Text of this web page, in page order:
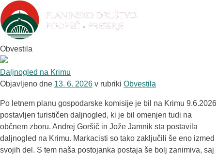
Obvestila
Daljnogled na Krimu
Objavljeno dne 13. 6. 2026 v rubriki Obvestila
Po letnem planu gospodarske komisije je bil na Krimu 9.6.2026
postavljen turističen daljnogled, ki je bil omenjen tudi na
občnem zboru. Andrej Goršič in Jože Jamnik sta postavila
daljnogled na Krimu. Markacisti so tako zaključili še eno izmed
svojih del. S tem naša postojanka postaja še bolj zanimiva, saj